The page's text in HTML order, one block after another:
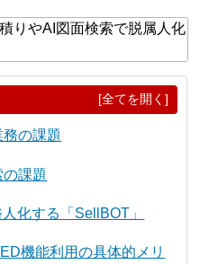
[全てを開く]
の課題
課題
化する「SellBOT」
機能利用の具体的メリ